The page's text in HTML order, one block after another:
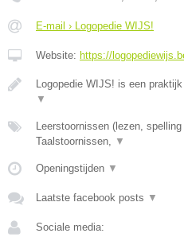
E-mail › Logopedie WIJS!
Website: https://
Logopedie WIJS! is een
▼
Leerstoornissen (lezen,
Taalstoornissen, ▼
Openingstijden ▼
Laatste facebook posts ▼
Sociale media: